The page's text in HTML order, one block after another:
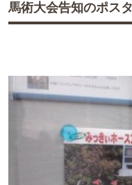
馬術大会告知のポス